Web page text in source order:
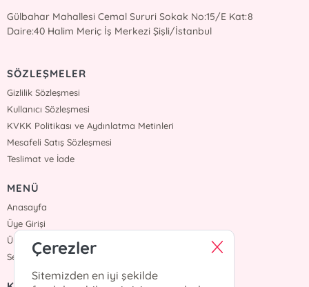
Gülbahar Mahallesi Cemal Sururi Sokak No:15/E Kat:8
Daire:40 Halim Meriç İş Merkezi Şişli/İstanbul
SÖZLEŞMELER
Gizlilik Sözleşmesi
Kullanıcı Sözleşmesi
KVKK Politikası ve Aydınlatma Metinleri
Mesafeli Satış Sözleşmesi
Teslimat ve İade
MENÜ
Anasayfa
Üye Girişi
Üye Ol
SepetimÇerezler
Sitemizden en iyi şekilde